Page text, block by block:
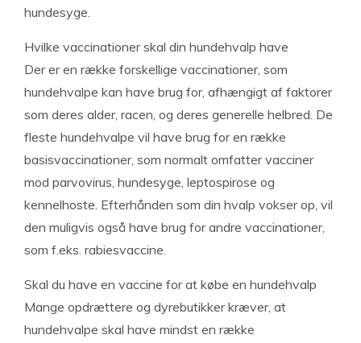
hundesyge.
Hvilke vaccinationer skal din hundehvalp have
Der er en række forskellige vaccinationer, som
hundehvalpe kan have brug for, afhængigt af faktorer
som deres alder, racen, og deres generelle helbred. De
fleste hundehvalpe vil have brug for en række
basisvaccinationer, som normalt omfatter vacciner
mod parvovirus, hundesyge, leptospirose og
kennelhoste. Efterhånden som din hvalp vokser op, vil
den muligvis også have brug for andre vaccinationer,
som f.eks. rabiesvaccine.
Skal du have en vaccine for at købe en hundehvalp
Mange opdrættere og dyrebutikker kræver, at
hundehvalpe skal have mindst en række